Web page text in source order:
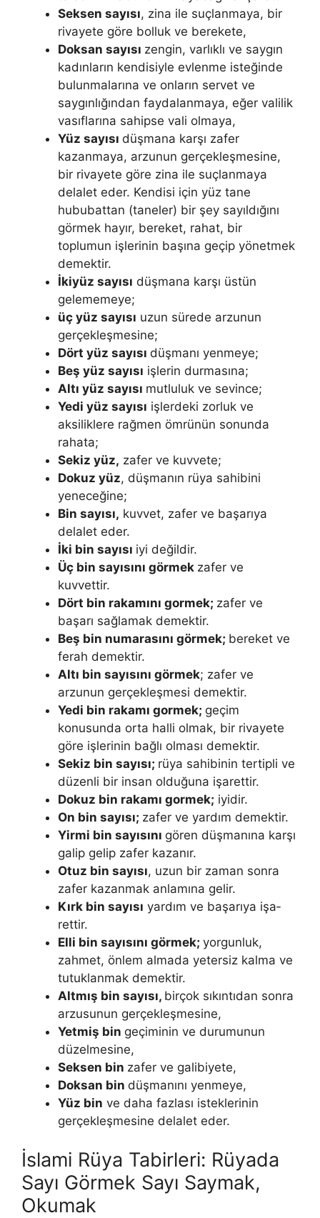
Seksen sayısı, zina ile suçlanmaya, bir
rivayete göre bolluk ve berekete,
Doksan sayısı zengin, varlıklı ve say­gın
kadınların kendisiyle evlenme isteğinde
bulunmalarına ve onların ser­vet ve
saygınlığından faydalanmaya, eğer valilik
vasıflarına sahipse vali olmaya,
Yüz sayısı düşmana karşı zafer
kazanmaya, arzunun gerçekleş­mesine,
bir rivayete göre zina ile suçlanmaya
delalet eder. Kendisi için yüz tane
hububattan (taneler) bir şey sayıldığını
görmek hayır, bereket, rahat, bir
toplumun işlerinin başına geçip yönetmek
de­mektir.
İkiyüz sayısı düşmana karşı üstün
gelememeye;
üç yüz sayısı uzun sürede arzunun
gerçekleşmesine;
Dört yüz sayısı düşmanı yenmeye;
Beş yüz sayısı işlerin durmasına;
Altı yüz sayısı mutluluk ve sevince;
Yedi yüz sayısı işlerdeki zorluk ve
aksiliklere rağmen ömrünün sonunda
rahata;
Se­kiz yüz, zafer ve kuvvete;
Dokuz yüz, düşmanın rüya sahibini
yeneceğine;
Bin sayısı, kuvvet, zafer ve başarıya
delalet eder.
İki bin sayısı iyi değildir.
Üç bin sayısını görmek zafer ve
kuvvettir.
Dört bin rakamını gormek; zafer ve
başarı sağlamak demektir.
Beş bin numarasını görmek; bereket ve
ferah demektir.
Altı bin sayısını görmek; za­fer ve
arzunun gerçekleşmesi demektir.
Yedi bin rakamı gormek; geçim
konusunda orta halli olmak, bir rivayete
göre işlerinin bağlı olması demektir.
Sekiz bin sayısı; rüya sahibinin tertipli ve
düzenli bir insan olduğuna işarettir.
Dokuz bin rakamı gormek; iyidir.
On bin sayısı; zafer ve yardım demektir.
Yirmi bin sayısını gören düşmanına karşı
galip gelip zafer kazanır.
Otuz bin sayısı, uzun bir zaman son­ra
zafer kazanmak anlamına gelir.
Kırk bin sayısı yardım ve başarıya işa­
rettir.
Elli bin sayısını görmek; yorgunluk,
zahmet, önlem almada yetersiz kalma ve
tutuk­lanmak demektir.
Altmış bin sayısı, birçok sıkıntıdan sonra
arzusunun gerçekleş­mesine,
Yetmiş bin geçiminin ve durumunun
düzelmesine,
Seksen bin za­fer ve galibiyete,
Doksan bin düşmanını yenmeye,
Yüz bin ve daha fazla­sı isteklerinin
gerçekleşmesine delalet eder.
İslami Rüya Tabirleri: Rüyada
Sayı Görmek Sayı Saymak,
Okumak